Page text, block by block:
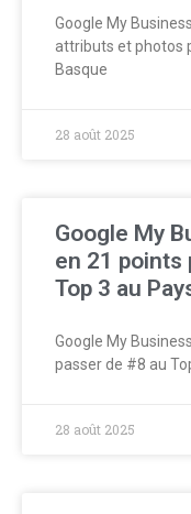
Google My
attributs et photos
Basque
28 août 2025
Google My
en 21 points
Top 3 au
Google My
passer de #8 au
28 août 2025